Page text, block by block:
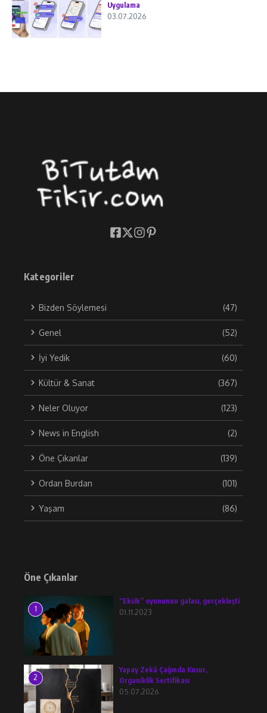
Uygulama
03.07.2026
Kategoriler
Bizden Söylemesi (47)
Genel (52)
İyi Yedik (60)
Kültür & Sanat (367)
Neler Oluyor (123)
News in English (2)
Öne Çıkanlar (139)
Ordan Burdan (101)
Yaşam (86)
Öne Çıkanlar
1
“Eksik” oyununun galası, gerçekleşti
01.11.2023
2
Yapay Zekâ Çağında Kusur,
Organiklik Sertifikası
05.07.2026